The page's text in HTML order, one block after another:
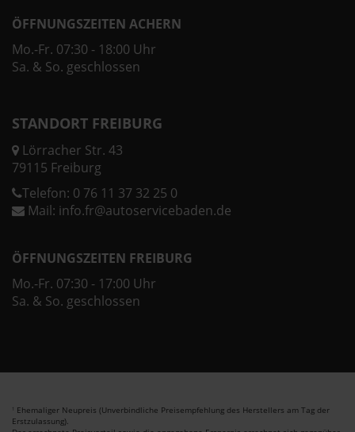
ÖFFNUNGSZEITEN ACHERN
Mo.-Fr. 07:30 - 18:00 Uhr
Sa. & So. geschlossen
STANDORT FREIBURG
Lörracher Str. 43
79115 Freiburg
Telefon: 0 76 11 37 32 25 0
Mail: info.fr@autoservicebaden.de
ÖFFNUNGSZEITEN FREIBURG
Mo.-Fr. 07:30 - 17:00 Uhr
Sa. & So. geschlossen
1 Ehemaliger Neupreis (Unverbindliche Preisempfehlung des Herstellers am Tag der
Erstzulassung).